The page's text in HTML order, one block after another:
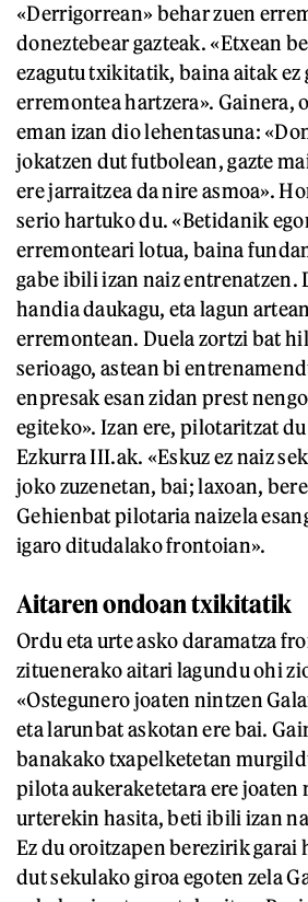
«Derrigorrean» behar zuen
doneztebear gazteak. «Etxean
ezagutu txikitatik, baina aitak ez
erremontea hartzera». Gainera,
eman izan dio lehentasuna:
jokatzen dut futbolean, gazte
ere jarraitzea da nire asmoa».
serio hartuko du. «Betidanik
erremonteari lotua, baina
gabe ibili izan naiz entrenatzen.
handia daukagu, eta lagun
erremontean. Duela zortzi bat
serioago, astean bi
enpresak esan zidan prest
egiteko». Izan ere, pilotaritzat
Ezkurra III.ak. «Eskuz ez naiz
joko zuzenetan, bai; laxoan,
Gehienbat pilotaria naizela
igaro ditudalako frontoian».
Aitaren ondoan txikitatik
Ordu eta urte asko daramatza
zituenerako aitari lagundu ohi
«Ostegunero joaten nintzen
eta larunbat askotan ere bai.
banakako txapelketetan
pilota aukeraketetara ere joaten
urterekin hasita, beti ibili izan
Ez du oroitzapen berezirik garai
dut sekulako giroa egoten zela